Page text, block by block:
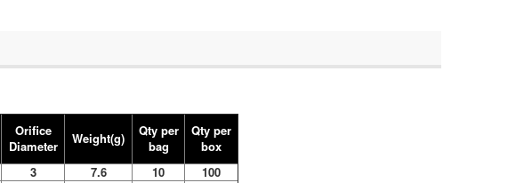
Orifice
Diameter
Weight(g)
Qty per
bag
Qty per
box
3 7.6 10
100